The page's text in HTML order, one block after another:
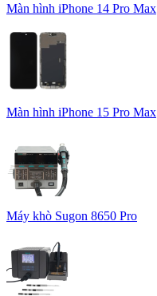
Màn hình iPhone 14 Pro Max
Màn hình iPhone 15 Pro Max
Máy khò Sugon 8650 Pro